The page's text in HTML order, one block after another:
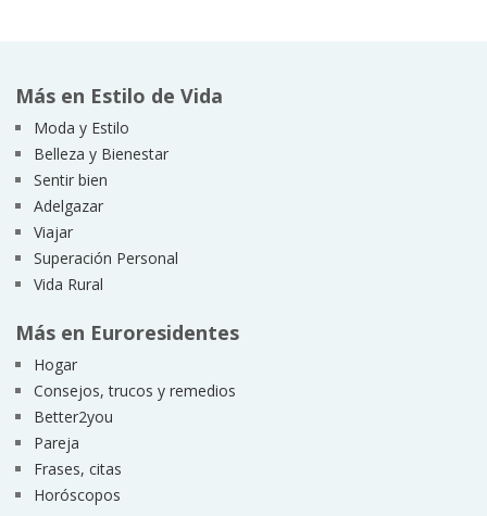
Más en Estilo de Vida
Moda y Estilo
Belleza y Bienestar
Sentir bien
Adelgazar
Viajar
Superación Personal
Vida Rural
Más en Euroresidentes
Hogar
Consejos, trucos y remedios
Better2you
Pareja
Frases, citas
Horóscopos